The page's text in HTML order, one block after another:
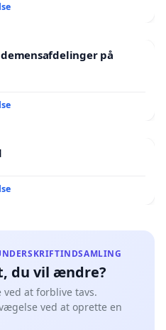
på
du vil ændre?
at forblive tavs.
ved at oprette en